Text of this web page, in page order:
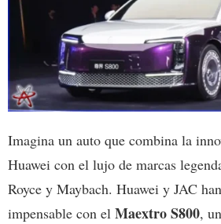
Imagina un auto que combina la
Huawei con el lujo de marcas
Royce y Maybach. Huawei y JAC
impensable con el Maextro S800,